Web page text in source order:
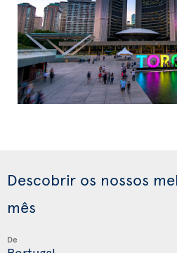
Descobrir os nossos
mês
De